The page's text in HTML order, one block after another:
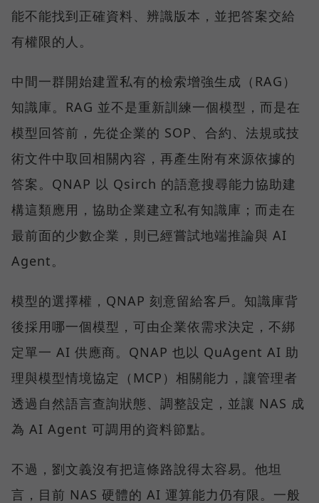
能不能找到正確資料、辨識版本，並把答案交給
有權限的人。
中間一群開始建置私有的檢索增強生成（RAG）
知識庫。RAG 並不是重新訓練一個模型，而是在
模型回答前，先從企業的 SOP、合約、法規或技
術文件中取回相關內容，再產生附有來源依據的
答案。QNAP 以 Qsirch 的語意搜尋能力協助建
構這類應用，協助企業建立私有知識庫；而走在
最前面的少數企業，則已經嘗試地端推論與 AI
Agent。
模型的選擇權，QNAP 刻意留給客戶。知識庫背
後採用哪一個模型，可由企業依需求決定，不綁
定單一 AI 供應商。QNAP 也以 QuAgent AI 助
理與模型情境協定（MCP）相關能力，讓管理者
透過自然語言查詢狀態、調整設定，並讓 NAS 成
為 AI Agent 可調用的資料節點。
不過，劉文義沒有把這條路說得太容易。他坦
言，目前 NAS 硬體的 AI 運算能力仍有限。一般